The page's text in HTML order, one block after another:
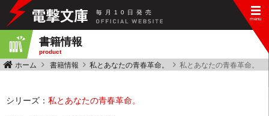
毎 月 10 日 発 売
書籍情報
product
ホーム 書籍情報 私とあなたの青春革命。 私とあなたの青春革命。
シリーズ： 私とあなたの青春革命。